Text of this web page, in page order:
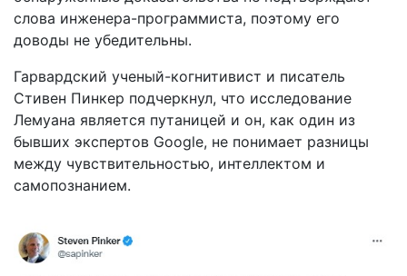
слова инженера-программиста, поэтому его
доводы не убедительны.
Гарвардский ученый-когнитивист и писатель
Стивен Пинкер подчеркнул, что исследование
Лемуана является путаницей и он, как один из
бывших экспертов Google, не понимает разницы
между чувствительностью, интеллектом и
самопознанием.